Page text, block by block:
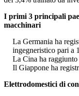
I primi 3 principali
macchinari
La Germania ha
ingegneristico pari a
La Cina ha
Il Giappone ha
Elettrodomestici di